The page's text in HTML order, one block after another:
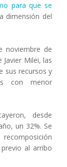
para que se
dimensión del
noviembre de
Milei, las
sus recursos y
con menor
desde
un 32%. Se
al arribo